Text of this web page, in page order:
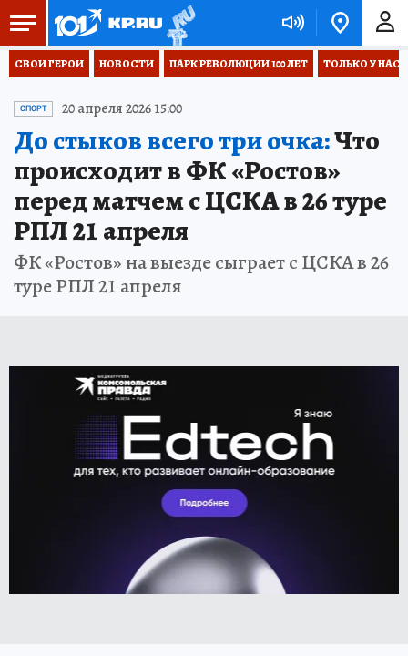
СВОИ ГЕРОИ НОВОСТИ ПАРК РЕВОЛЮЦИИ 100 ЛЕТ ТОЛЬКО У НАС
СПОРТ 20 апреля 2026 15:00
До стыков всего три очка:Что
происходит в ФК «Ростов»
перед матчем с ЦСКА в 26 туре
РПЛ 21 апреля
ФК «Ростов» на выезде сыграет с ЦСКА в 26
туре РПЛ 21 апреля